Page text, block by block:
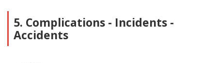
5. Complications - Incidents -
Accidents